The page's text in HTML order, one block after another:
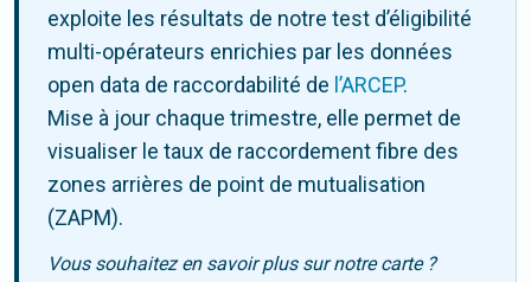
exploite les résultats de notre test d’éligibilité
multi-opérateurs enrichies par les données
open data de raccordabilité de l’ARCEP.
Mise à jour chaque trimestre, elle permet de
visualiser le taux de raccordement fibre des
zones arrières de point de mutualisation
(ZAPM).
Vous souhaitez en savoir plus sur notre carte ?